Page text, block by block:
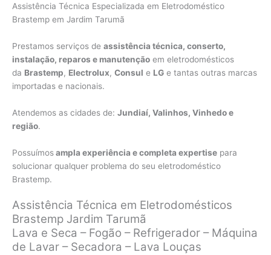
Assistência Técnica Especializada em Eletrodoméstico
Brastemp em Jardim Tarumã
Prestamos serviços de assistência técnica, conserto,
instalação, reparos e manutenção em eletrodomésticos
da Brastemp, Electrolux, Consul e LG e tantas outras marcas
importadas e nacionais.
Atendemos as cidades de: Jundiaí, Valinhos, Vinhedo e
região.
Possuímosampla experiência e completa expertise para
solucionar qualquer problema do seu eletrodoméstico
Brastemp.
Assistência Técnica em Eletrodomésticos
Brastemp Jardim Tarumã
Lava e Seca – Fogão – Refrigerador – Máquina
de Lavar – Secadora – Lava Louças